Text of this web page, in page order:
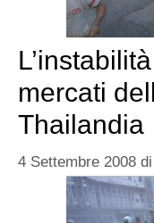
mercati
Thailandia
4 Settembre 2008 di